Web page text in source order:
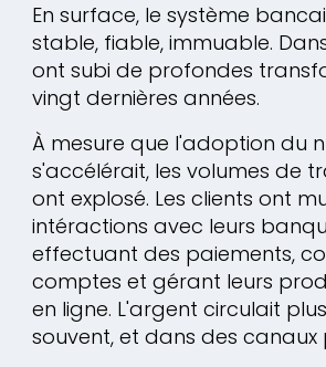
En surface, le système
stable, fiable, immuable.
ont subi de profondes
vingt dernières années.
À mesure que l'adoption du
s'accélérait, les volumes de
ont explosé. Les clients ont
intéractions avec leurs
effectuant des paiements,
comptes et gérant leurs
en ligne. L'argent circulait
souvent, et dans des canaux